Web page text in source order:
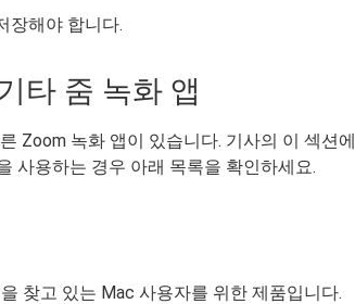
장해야 합니다.
타 줌 녹화 앱
Zoom 녹화 앱이 있습니다. 기사의 이 섹션에
사용하는 경우 아래 목록을 확인하세요.
찾고 있는 Mac 사용자를 위한 제품입니다.